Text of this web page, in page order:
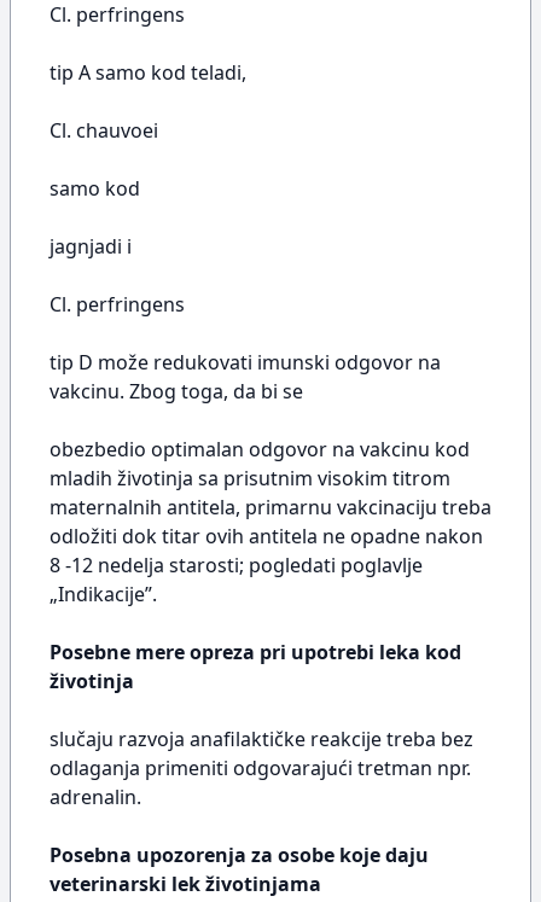
Cl. perfringens
tip A samo kod teladi,
Cl. chauvoei
samo kod
jagnjadi i
Cl. perfringens
tip D može redukovati imunski odgovor na
vakcinu. Zbog toga, da bi se
obezbedio optimalan odgovor na vakcinu kod
mladih životinja sa prisutnim visokim titrom
maternalnih antitela, primarnu vakcinaciju treba
odložiti dok titar ovih antitela ne opadne nakon
8 -12 nedelja starosti; pogledati poglavlje
„Indikacije”.
Posebne mere opreza pri upotrebi leka kod
životinja
slučaju razvoja anafilaktičke reakcije treba bez
odlaganja primeniti odgovarajući tretman npr.
adrenalin.
Posebna upozorenja za osobe koje daju
veterinarski lek životinjama